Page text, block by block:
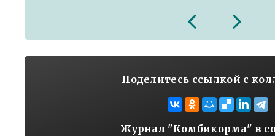
2026
Поделитесь ссылкой с
Журнал "Комбикорма" в